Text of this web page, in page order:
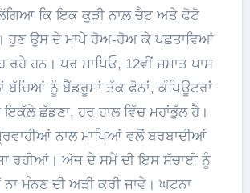
ਕਿ ਇਕ ਕੁੜੀ ਨਾਲ਼ ਚੈਟ ਅਤੇ ਫੋਟੋ
ਹੁਣ ਉਸ ਦੇ ਮਾਪੇ ਰੋਅ-ਰੋਅ ਕੇ ਪਛਤਾਵਿਆਂ
ਰਹੇ ਹਨ। ਪਰ ਮਾਪਿਓ, 12ਵੀਂ ਜਮਾਤ ਪਾਸ
ਬੱਚਿਆਂ ਨੂੰ ਬੈੱਡਰੂਮਾਂ ਤੱਕ ਫੋਨਾਂ, ਕੰਪਿਊਟਰਾਂ
ਇਕੱਲੇ ਛੱਡਣਾ, ਹਰ ਹਾਲ ਵਿੱਚ ਮਹਾਂਭੁੱਲ ਹੈ।
ਨਾਲ ਮਾਪਿਆਂ ਵਲੋਂ ਬਰਬਾਦੀਆਂ
ਰਹੀਆਂ। ਅੱਜ ਦੇ ਸਮੇਂ ਦੀ ਇਸ ਸੱਚਾਈ ਨੂੰ
ਮੰਨਣ ਦੀ ਅੜੀ ਕਰੀ ਜਾਵੇ। ਘਟਨਾ